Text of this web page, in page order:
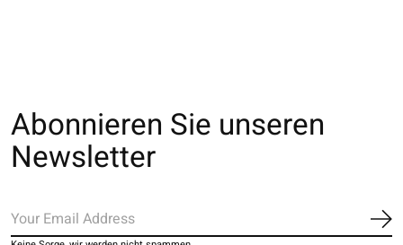
Abonnieren Sie unseren
Newsletter